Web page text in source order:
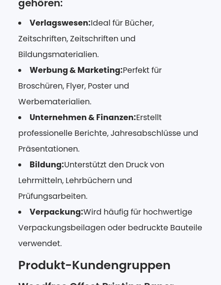
gehören:
Verlagswesen:Ideal für Bücher,
Zeitschriften, Zeitschriften und
Bildungsmaterialien.
Werbung & Marketing:Perfekt für
Broschüren, Flyer, Poster und
Werbematerialien.
Unternehmen & Finanzen:Erstellt
professionelle Berichte, Jahresabschlüsse und
Präsentationen.
Bildung:Unterstützt den Druck von
Lehrmitteln, Lehrbüchern und
Prüfungsarbeiten.
Verpackung:Wird häufig für hochwertige
Verpackungsbeilagen oder bedruckte Bauteile
verwendet.
Produkt-Kundengruppen